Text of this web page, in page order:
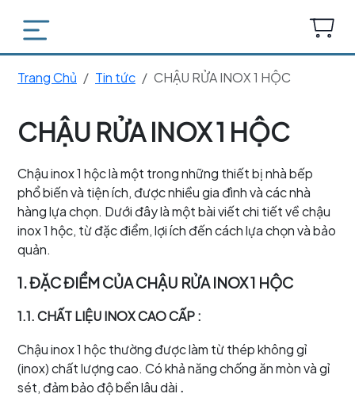
Trang Chủ Tin tức CHẬU RỬA INOX 1 HỘC
CHẬU RỬA INOX 1 HỘC
Chậu inox 1 hộc là một trong những thiết bị nhà bếp
phổ biến và tiện ích, được nhiều gia đình và các nhà
hàng lựa chọn. Dưới đây là một bài viết chi tiết về chậu
inox 1 hộc, từ đặc điểm, lợi ích đến cách lựa chọn và bảo
quản.
1. ĐẶC ĐIỂM CỦA CHẬU RỬA INOX 1 HỘC
1.1. CHẤT LIỆU INOX CAO CẤP:
Chậu inox 1 hộc thường được làm từ thép không gỉ
(inox) chất lượng cao. Có khả năng chống ăn mòn và gỉ
sét, đảm bảo độ bền lâu dài .